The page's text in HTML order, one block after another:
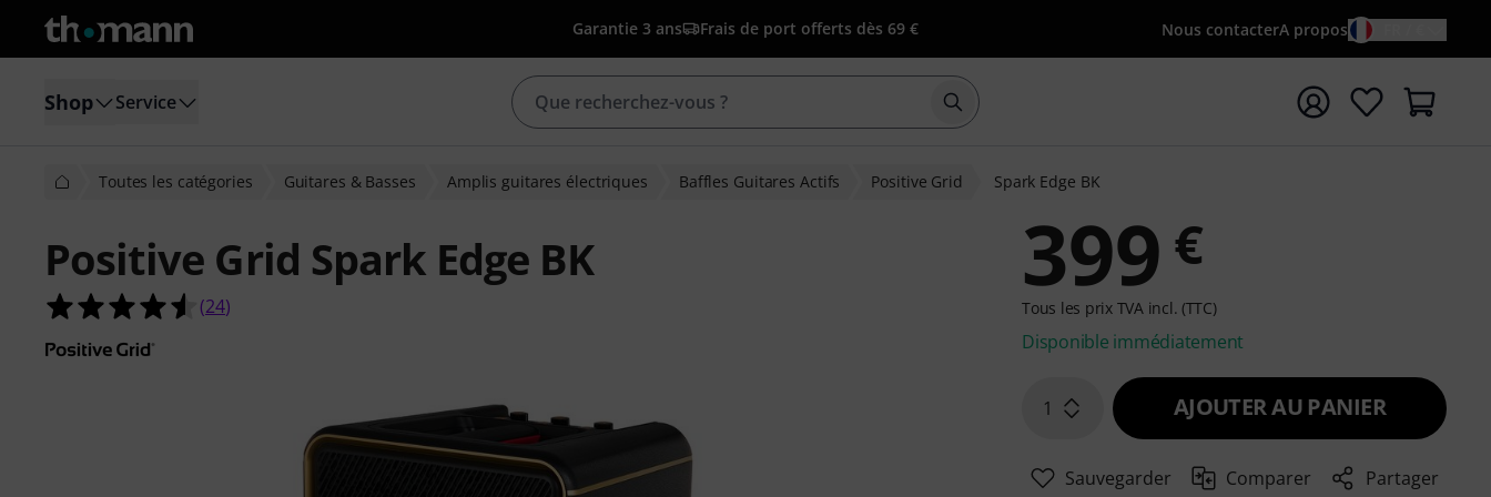
Garantie 3 ans Frais de port offerts dès 69 € Nous contacterA propos
Shop Service Démarrer la recherche avec le terme de recherche
Toutes les catégories Guitares & Basses Amplis guitares électriques Baffles Guitares Actifs Positive Grid Spark Edge BK
Positive Grid Spark Edge BK
4.5 étoiles sur 5 d'après 24 évaluations clients
(24) 399 €
Tous les prix TVA incl. (TTC)
Disponible immédiatement
1 AJOUTER AU PANIER
Sauvegarder Comparer Partager